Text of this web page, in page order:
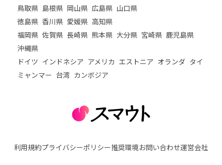
鳥取県 島根県 岡山県 広島県 山口県
徳島県 香川県 愛媛県 高知県
福岡県 佐賀県 長崎県 熊本県 大分県 宮崎県 鹿児島県
沖縄県
ドイツ インドネシア アメリカ エストニア オランダ タイ
ミャンマー 台湾 カンボジア
利用規約プライバシーポリシー推奨環境お問い合わせ運営会社